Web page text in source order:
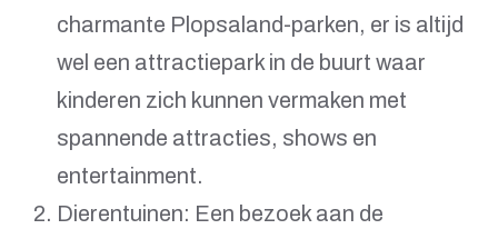
charmante Plopsaland-parken, er is altijd
wel een attractiepark in de buurt waar
kinderen zich kunnen vermaken met
spannende attracties, shows en
entertainment.
Dierentuinen: Een bezoek aan de